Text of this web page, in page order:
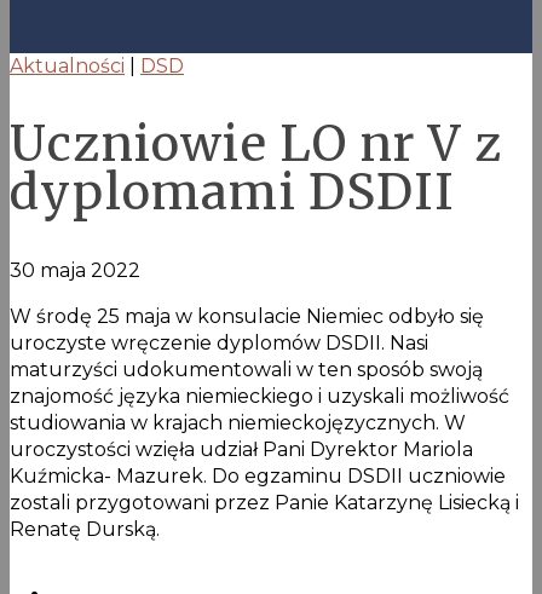
Aktualności DSD
Uczniowie LO nr V z
dyplomami DSDII
30 maja 2022
W środę 25 maja w konsulacie Niemiec odbyło się
uroczyste wręczenie dyplomów DSDII. Nasi
maturzyści udokumentowali w ten sposób swoją
znajomość języka niemieckiego i uzyskali możliwość
studiowania w krajach niemieckojęzycznych. W
uroczystości wzięła udział Pani Dyrektor Mariola
Kuźmicka- Mazurek. Do egzaminu DSDII uczniowie
zostali przygotowani przez Panie Katarzynę Lisiecką i
Renatę Durską.